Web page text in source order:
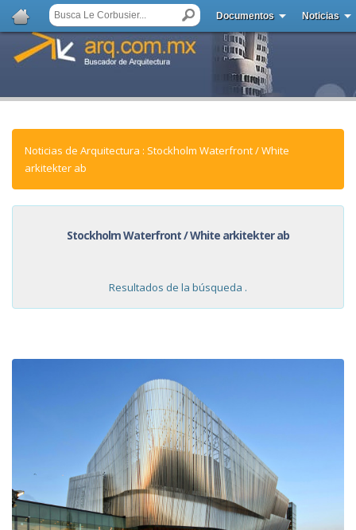
Documentos Noticias
Noticias de Arquitectura : Stockholm Waterfront / White
arkitekter ab
Stockholm Waterfront / White arkitekter ab
Resultados de la búsqueda .